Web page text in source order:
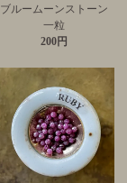
ブルームーンストーン
一粒
200円